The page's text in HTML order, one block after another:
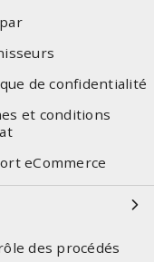
de confidentialité
et conditions
eCommerce
des procédés